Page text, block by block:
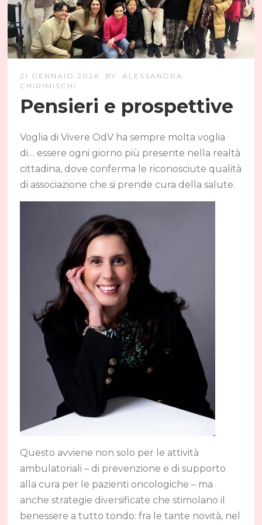
21 GENNAIO 2026 BY
ALESSANDRA
CHIRIMISCHI
Pensieri e prospettive
Voglia di Vivere OdV ha sempre molta voglia
di… essere ogni giorno più presente nella realtà
cittadina, dove conferma le riconosciute qualità
di associazione che si prende cura della salute.
Questo avviene non solo per le attività
ambulatoriali – di prevenzione e di supporto
alla cura per le pazienti oncologiche – ma
anche strategie diversificate che stimolano il
benessere a tutto tondo: fra le tante novità, nel